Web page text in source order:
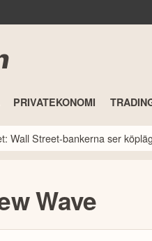
PRIVATEKONOMI
Wall Street-bankerna ser
Wave